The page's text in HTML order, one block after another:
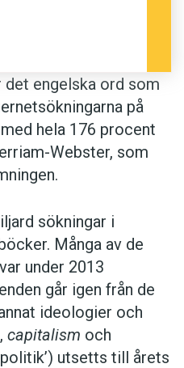
det engelska ord som
på
hela 176 procent
Webster, som
sökningar i
Många av de
under 2013
går igen från de
ideologier och
, capitalism och
utsetts till årets